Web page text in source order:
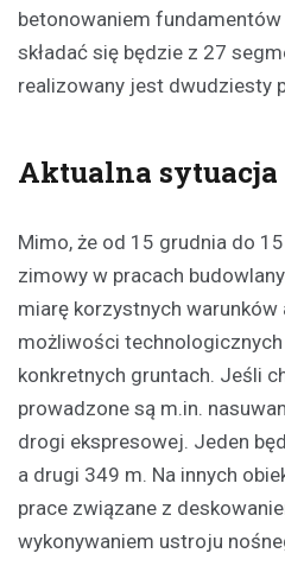
betonowaniem
składać się będzie z 27
realizowany jest dwudziesty
Aktualna sytuacja
Mimo, że od 15 grudnia do
zimowy w pracach
miarę korzystnych
możliwości
konkretnych gruntach. Jeśli
prowadzone są m.in.
drogi ekspresowej. Jeden
a drugi 349 m. Na innych
prace związane z
wykonywaniem ustroju